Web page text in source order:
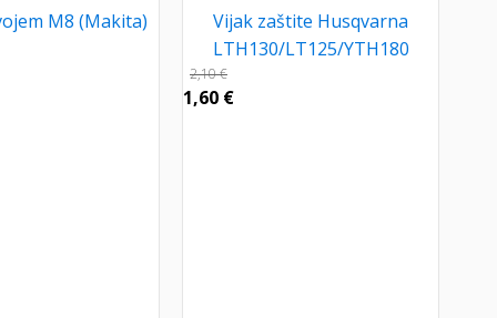
M8 (Makita)
Vijak zaštite Husqvarna
LTH130/LT125/YTH180
2,10€
1,60 €